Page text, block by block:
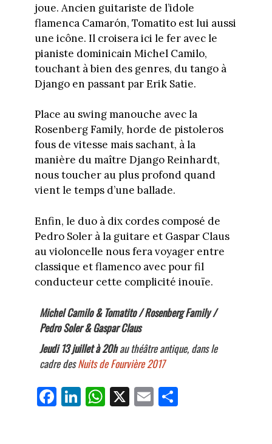
joue. Ancien guitariste de l’idole
flamenca Camarón, Tomatito est lui aussi
une icône. Il croisera ici le fer avec le
pianiste dominicain Michel Camilo,
touchant à bien des genres, du tango à
Django en passant par Erik Satie.
Place au swing manouche avec la
Rosenberg Family, horde de pistoleros
fous de vitesse mais sachant, à la
manière du maître Django Reinhardt,
nous toucher au plus profond quand
vient le temps d’une ballade.
Enfin, le duo à dix cordes composé de
Pedro Soler à la guitare et Gaspar Claus
au violoncelle nous fera voyager entre
classique et flamenco avec pour fil
conducteur cette complicité inouïe.
Michel Camilo & Tomatito / Rosenberg Family /
Pedro Soler & Gaspar Claus
Jeudi 13 juillet à 20hau théâtre antique, dans le
cadre desNuits de Fourvière 2017
Fa
ce
Li
nk
W
ha
X E
m
Pa